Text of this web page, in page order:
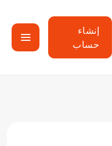
إنشاء
حساب